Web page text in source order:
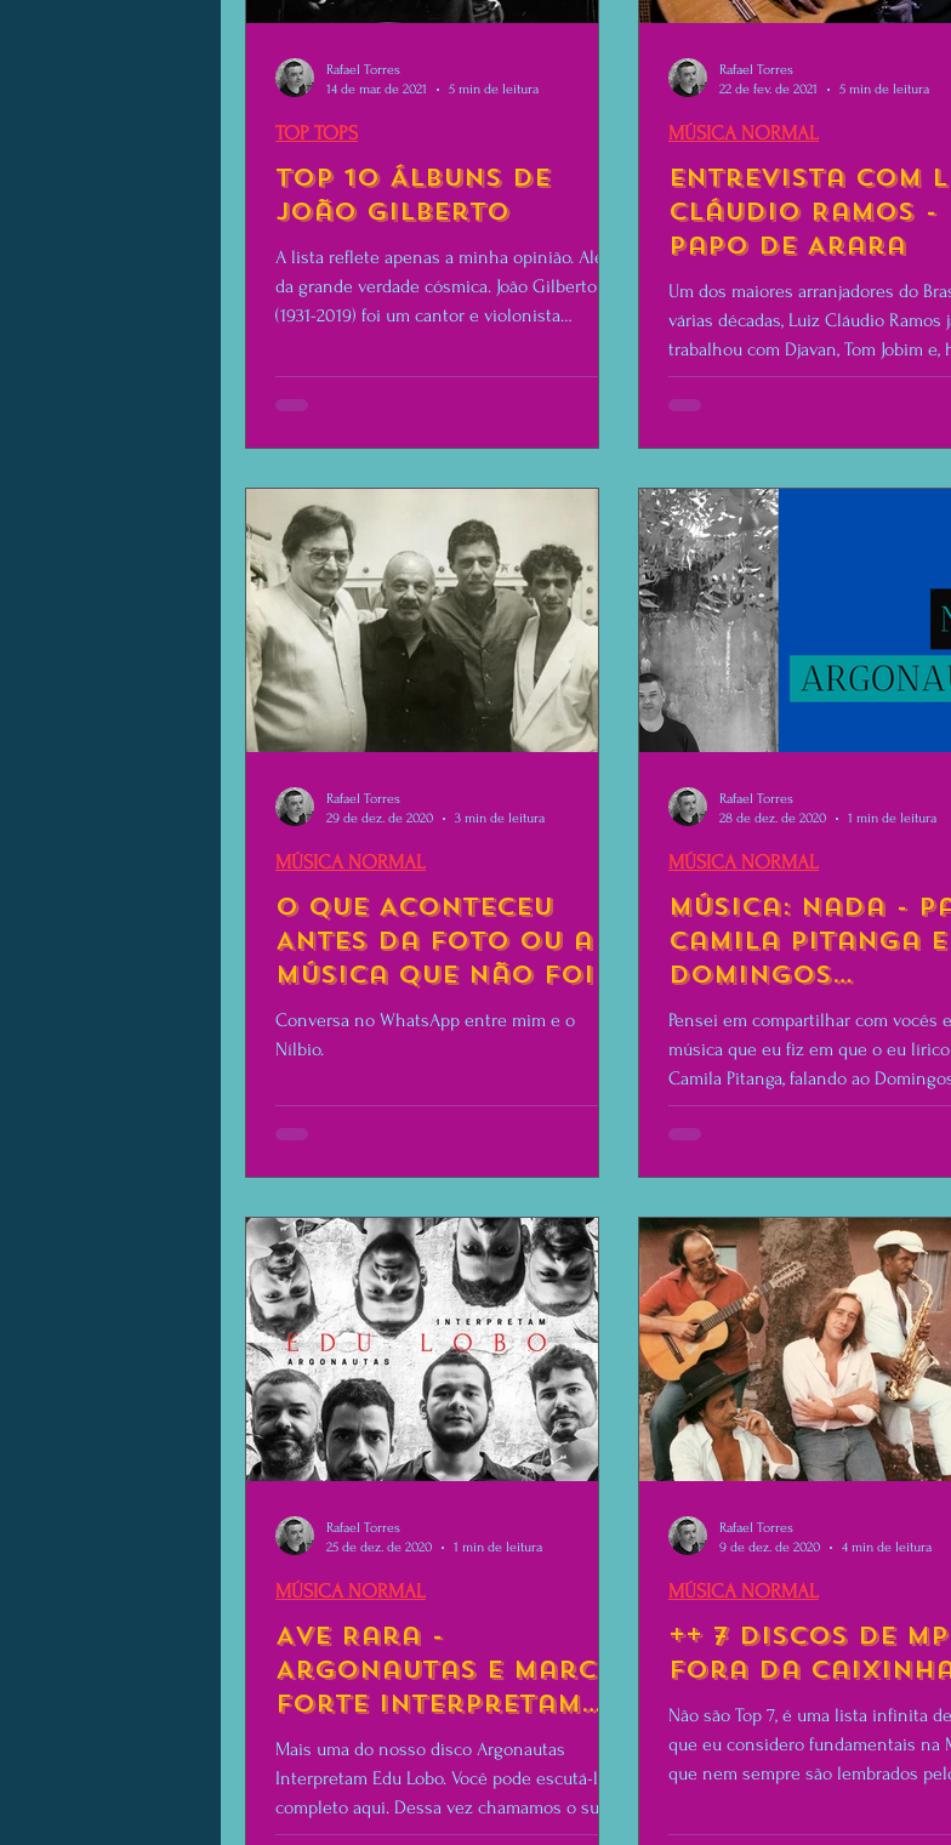
Top 10 Álbuns de
João Gilberto
A lista reflete apenas a minha opinião. Além
da grande verdade cósmica. João Gilberto
(1931-2019) foi um cantor e violonista
TOP TOPS
Rafael Torres
14 de mar. de 2021
5 min de leitura
Entrevista com
Cláudio Ramos -
Papo de Arara
Um dos maiores arranjadores do
várias décadas, Luiz Cláudio Ramos
trabalhou com Djavan, Tom Jobim e,
Chico Buarque.
MÚSICA NORMAL
Rafael Torres
22 de fev. de 2021
5 min de leitura
O Que Aconteceu
Antes da Foto ou a
música que não foi
Conversa no WhatsApp entre mim e o
Nílbio.
MÚSICA NORMAL
Rafael Torres
29 de dez. de 2020
3 min de leitura
Música: Nada -
Camila Pitanga e
Domingos
Montagner
Pensei em compartilhar com vocês
música que eu fiz em que o eu
Camila Pitanga, falando ao
Montagner.
MÚSICA NORMAL
Rafael Torres
28 de dez. de 2020
1 min de leitura
Ave Rara -
Argonautas e Marco
Forte Interpretam
Edu Lobo
Mais uma do nosso disco Argonautas
Interpretam Edu Lobo. Você pode escutá-lo
completo aqui. Dessa vez chamamos o super
cantor Marco Forte.
MÚSICA NORMAL
Rafael Torres
25 de dez. de 2020
1 min de leitura
++ 7 Discos de
Fora da
Não são Top 7, é uma lista infinita de
que eu considero fundamentais na
que nem sempre são lembrados
MÚSICA NORMAL
Rafael Torres
9 de dez. de 2020
4 min de leitura